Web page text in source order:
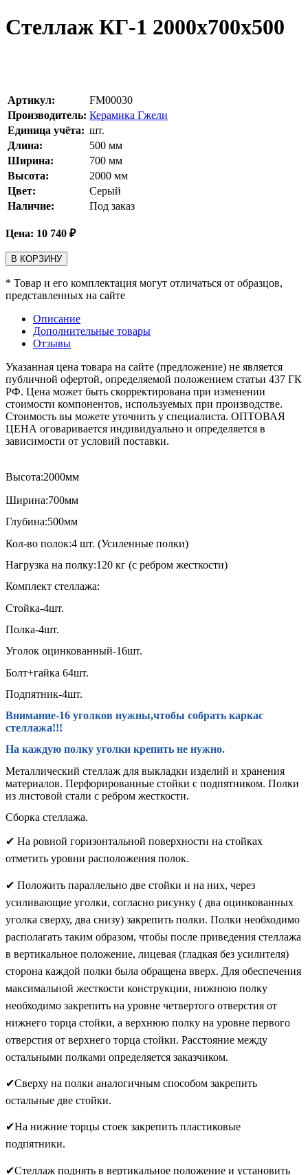
Стеллаж КГ-1 2000х700х500
Артикул:
FM00030
Производитель: Керамика Гжели
Единица учёта: шт.
Длина:
500 мм
Ширина:
700 мм
Высота:
2000 мм
Цвет:
Серый
Наличие:
Под заказ
Цена: 10 740 ₽
В КОРЗИНУ
* Товар и его комплектация могут отличаться от образцов,
представленных на сайте
Описание
Дополнительные товары
Отзывы
Указанная цена товара на сайте (предложение) не является
публичной офертой, определяемой положением статьи 437 ГК
РФ. Цена может быть скорректирована при изменении
стоимости компонентов, используемых при производстве.
Стоимость вы можете уточнить у специалиста. ОПТОВАЯ
ЦЕНА оговаривается индивидуально и определяется в
зависимости от условий поставки.
Высота:2000мм
Ширина:700мм
Глубина:500мм
Кол-во полок:4 шт. (Усиленные полки)
Нагрузка на полку:120 кг (с ребром жесткости)
Комплект стеллажа:
Стойка-4шт.
Полка-4шт.
Уголок оцинкованный-16шт.
Болт+гайка 64шт.
Подпятник-4шт.
Внимание-16 уголков нужны,чтобы собрать каркас
стеллажа!!!
На каждую полку уголки крепить не нужно.
Металлический стеллаж для выкладки изделий и хранения
материалов. Перфорированные стойки с подпятником. Полки
из листовой стали с ребром жесткости.
Сборка стеллажа.
✔ На ровной горизонтальной поверхности на стойках
отметить уровни расположения полок.
✔ Положить параллельно две стойки и на них, через
усиливающие уголки, согласно рисунку ( два оцинкованных
уголка сверху, два снизу) закрепить полки. Полки необходимо
располагать таким образом, чтобы после приведения стеллажа
в вертикальное положение, лицевая (гладкая без усилителя)
сторона каждой полки была обращена вверх. Для обеспечения
максимальной жесткости конструкции, нижнюю полку
необходимо закрепить на уровне четвертого отверстия от
нижнего торца стойки, а верхнюю полку на уровне первого
отверстия от верхнего торца стойки. Расстояние между
остальными полками определяется заказчиком.
✔Сверху на полки аналогичным способом закрепить
остальные две стойки.
✔На нижние торцы стоек закрепить пластиковые
подпятники.
✔Стеллаж поднять в вертикальное положение и установить